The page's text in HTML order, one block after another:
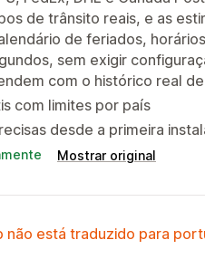
de trânsito reais, e as
de feriados,
sem exigir
com o histórico real
com limites por país
desde a primeira
Mostrar original
não está traduzido para